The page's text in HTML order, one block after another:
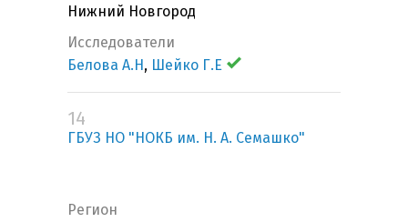
Нижний Новгород
Исследователи
Белова А.Н , Шейко Г.Е
14
ГБУЗ НО "НОКБ им. Н. А. Семашко"
Регион